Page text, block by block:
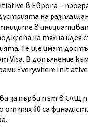
в Европа –
на
в
на тяхна идея
Те ще имат
Visa. В допълнение
Everywhere
за първи път в САЩ
от тях 60 са